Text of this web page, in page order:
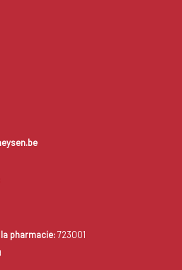
pharmacie:723001